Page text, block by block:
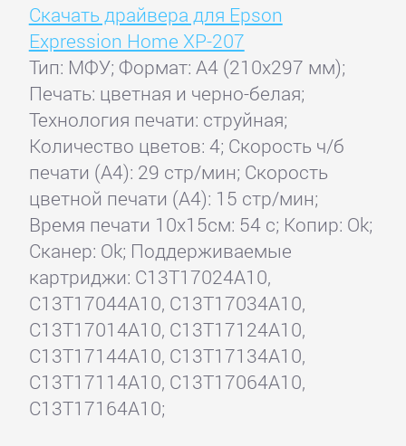
Скачать драйвера для Epson
Expression Home XP-207
Тип: МФУ; Формат: A4 (210x297 мм);
Печать: цветная и черно-белая;
Технология печати: струйная;
Количество цветов: 4; Скорость ч/б
печати (А4): 29 стр/мин; Скорость
цветной печати (А4): 15 стр/мин;
Время печати 10x15см: 54 с; Копир: Ok;
Сканер: Ok; Поддерживаемые
картриджи: C13T17024A10,
C13T17044A10, C13T17034A10,
C13T17014A10, C13T17124A10,
C13T17144A10, C13T17134A10,
C13T17114A10, C13T17064A10,
C13T17164A10;